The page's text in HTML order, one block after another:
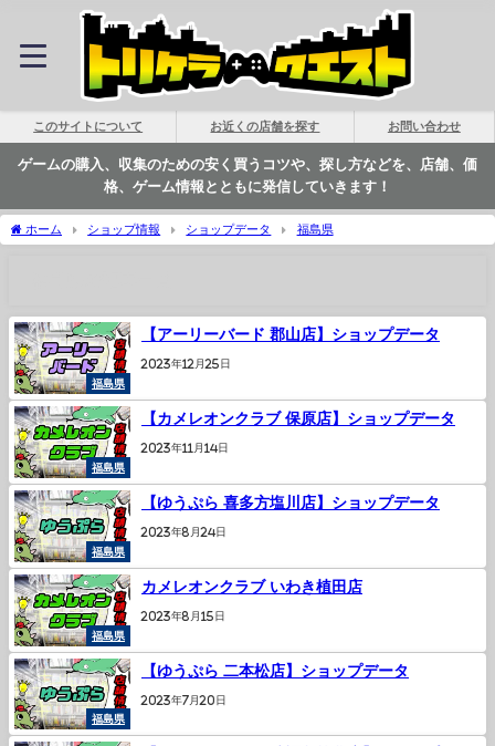
このサイトについて お近くの店舗を探す お問い合わせ
ゲームの購入、収集のための安く買うコツや、探し方などを、店舗、価
格、ゲーム情報とともに発信していきます！
ホーム ショップ情報 ショップデータ 福島県
福島県
【アーリーバード 郡山店】ショップデータ
2023年12月25日
福島県
【カメレオンクラブ 保原店】ショップデータ
2023年11月14日
福島県
【ゆうぷら 喜多方塩川店】ショップデータ
2023年8月24日
福島県
カメレオンクラブ いわき植田店
2023年8月15日
福島県
【ゆうぷら 二本松店】ショップデータ
2023年7月20日